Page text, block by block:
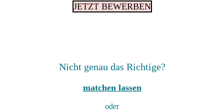
JETZT BEWERBEN
Nicht genau das Richtige?
matchen lassen
oder